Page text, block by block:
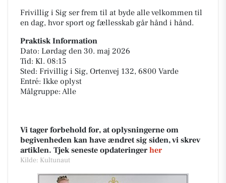
Frivillig i Sig ser frem til at byde alle velkommen til
en dag, hvor sport og fællesskab går hånd i hånd.
Praktisk Information
Dato: Lørdag den 30. maj 2026
Tid: Kl. 08:15
Sted: Frivillig i Sig, Ortenvej 132, 6800 Varde
Entré: Ikke oplyst
Målgruppe: Alle
Vi tager forbehold for, at oplysningerne om
begivenheden kan have ændret sig siden, vi skrev
artiklen. Tjek seneste opdateringer her
Kilde: Kultunaut